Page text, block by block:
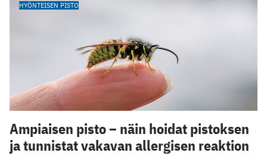
HYÖNTEISEN PISTO
Ampiaisen pisto – näin hoidat pistoksen
ja tunnistat vakavan allergisen reaktion